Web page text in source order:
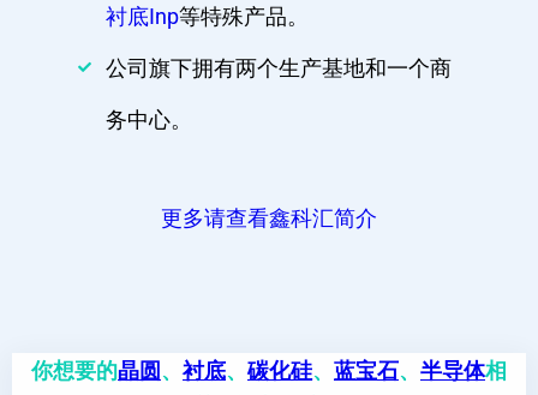
衬底Inp等特殊产品。
公司旗下拥有两个生产基地和一个商
务中心。
更多请查看鑫科汇简介
你想要的晶圆 、衬底、 碳化硅、 蓝宝石、 半导体相